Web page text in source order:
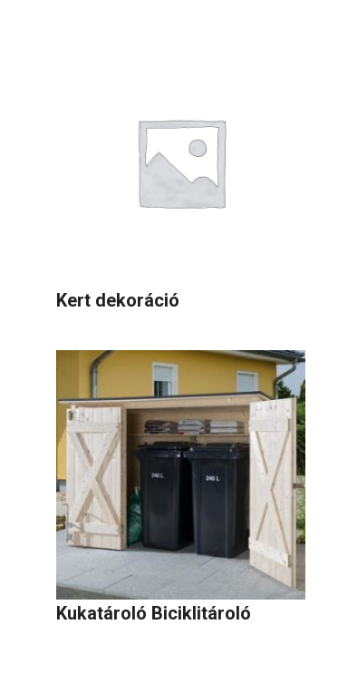
Kert dekoráció
Kukatároló Biciklitároló